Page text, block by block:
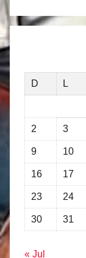
D
L
2 3
9 10
16 17
23 24
30 31
« Jul